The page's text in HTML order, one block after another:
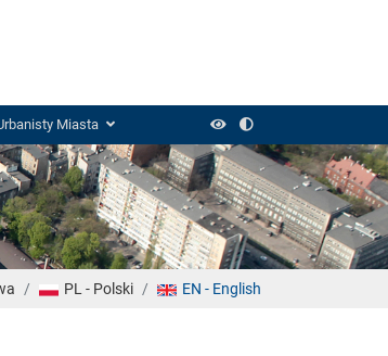
Miasta Font
PL - Polski EN - English